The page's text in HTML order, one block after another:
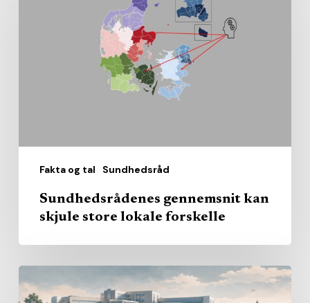
Fakta og tal Sundhedsråd
Sundhedsrådenes gennemsnit kan
skjule store lokale forskelle
nære